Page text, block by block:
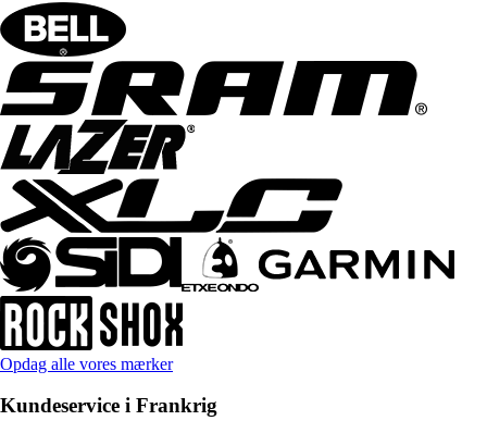
Opdag alle vores mærker
Kundeservice i Frankrig